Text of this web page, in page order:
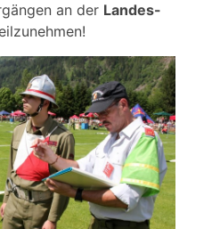
an der Landes-